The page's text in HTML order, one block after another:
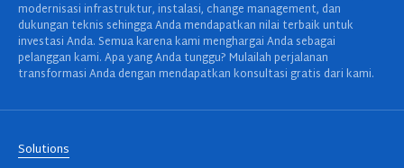
modernisasi infrastruktur, instalasi, change management, dan
dukungan teknis sehingga Anda mendapatkan nilai terbaik untuk
investasi Anda. Semua karena kami menghargai Anda sebagai
pelanggan kami. Apa yang Anda tunggu? Mulailah perjalanan
transformasi Anda dengan mendapatkan konsultasi gratis dari kami.
Solutions